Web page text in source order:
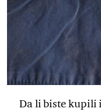
Da li biste kupili